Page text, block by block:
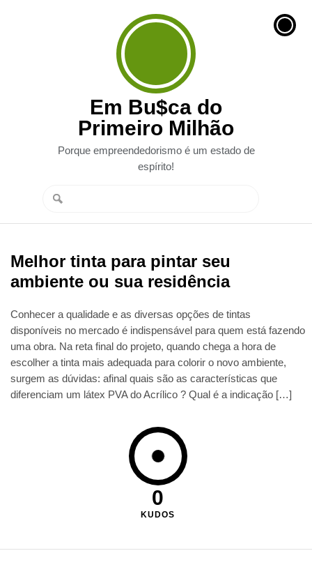
Em Bu$ca do
Primeiro Milhão
Porque empreendedorismo é um estado de
espírito!
Melhor tinta para pintar seu
ambiente ou sua residência
Conhecer a qualidade e as diversas opções de tintas
disponíveis no mercado é indispensável para quem está fazendo
uma obra. Na reta final do projeto, quando chega a hora de
escolher a tinta mais adequada para colorir o novo ambiente,
surgem as dúvidas: afinal quais são as características que
diferenciam um látex PVA do Acrílico ? Qual é a indicação […]
0
KUDOS